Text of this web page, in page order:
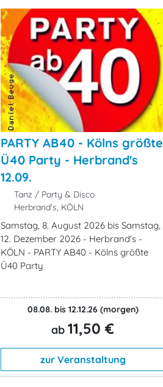
PARTY AB40 - Kölns größte
Ü40 Party - Herbrand's
12.09.
Tanz / Party & Disco
Herbrand's, KÖLN
Samstag, 8. August 2026 bis Samstag,
12. Dezember 2026 - Herbrand's -
KÖLN - PARTY AB40 - Kölns größte
Ü40 Party
08.08. bis 12.12.26 (morgen)
ab 11,50 €
zur Veranstaltung